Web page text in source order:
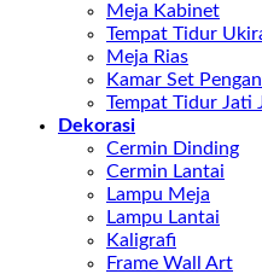
Meja Kabinet
Tempat Tidur
Meja Rias
Kamar Set
Tempat Tidur Jati
Dekorasi
Cermin Dinding
Cermin Lantai
Lampu Meja
Lampu Lantai
Kaligrafi
Frame Wall Art